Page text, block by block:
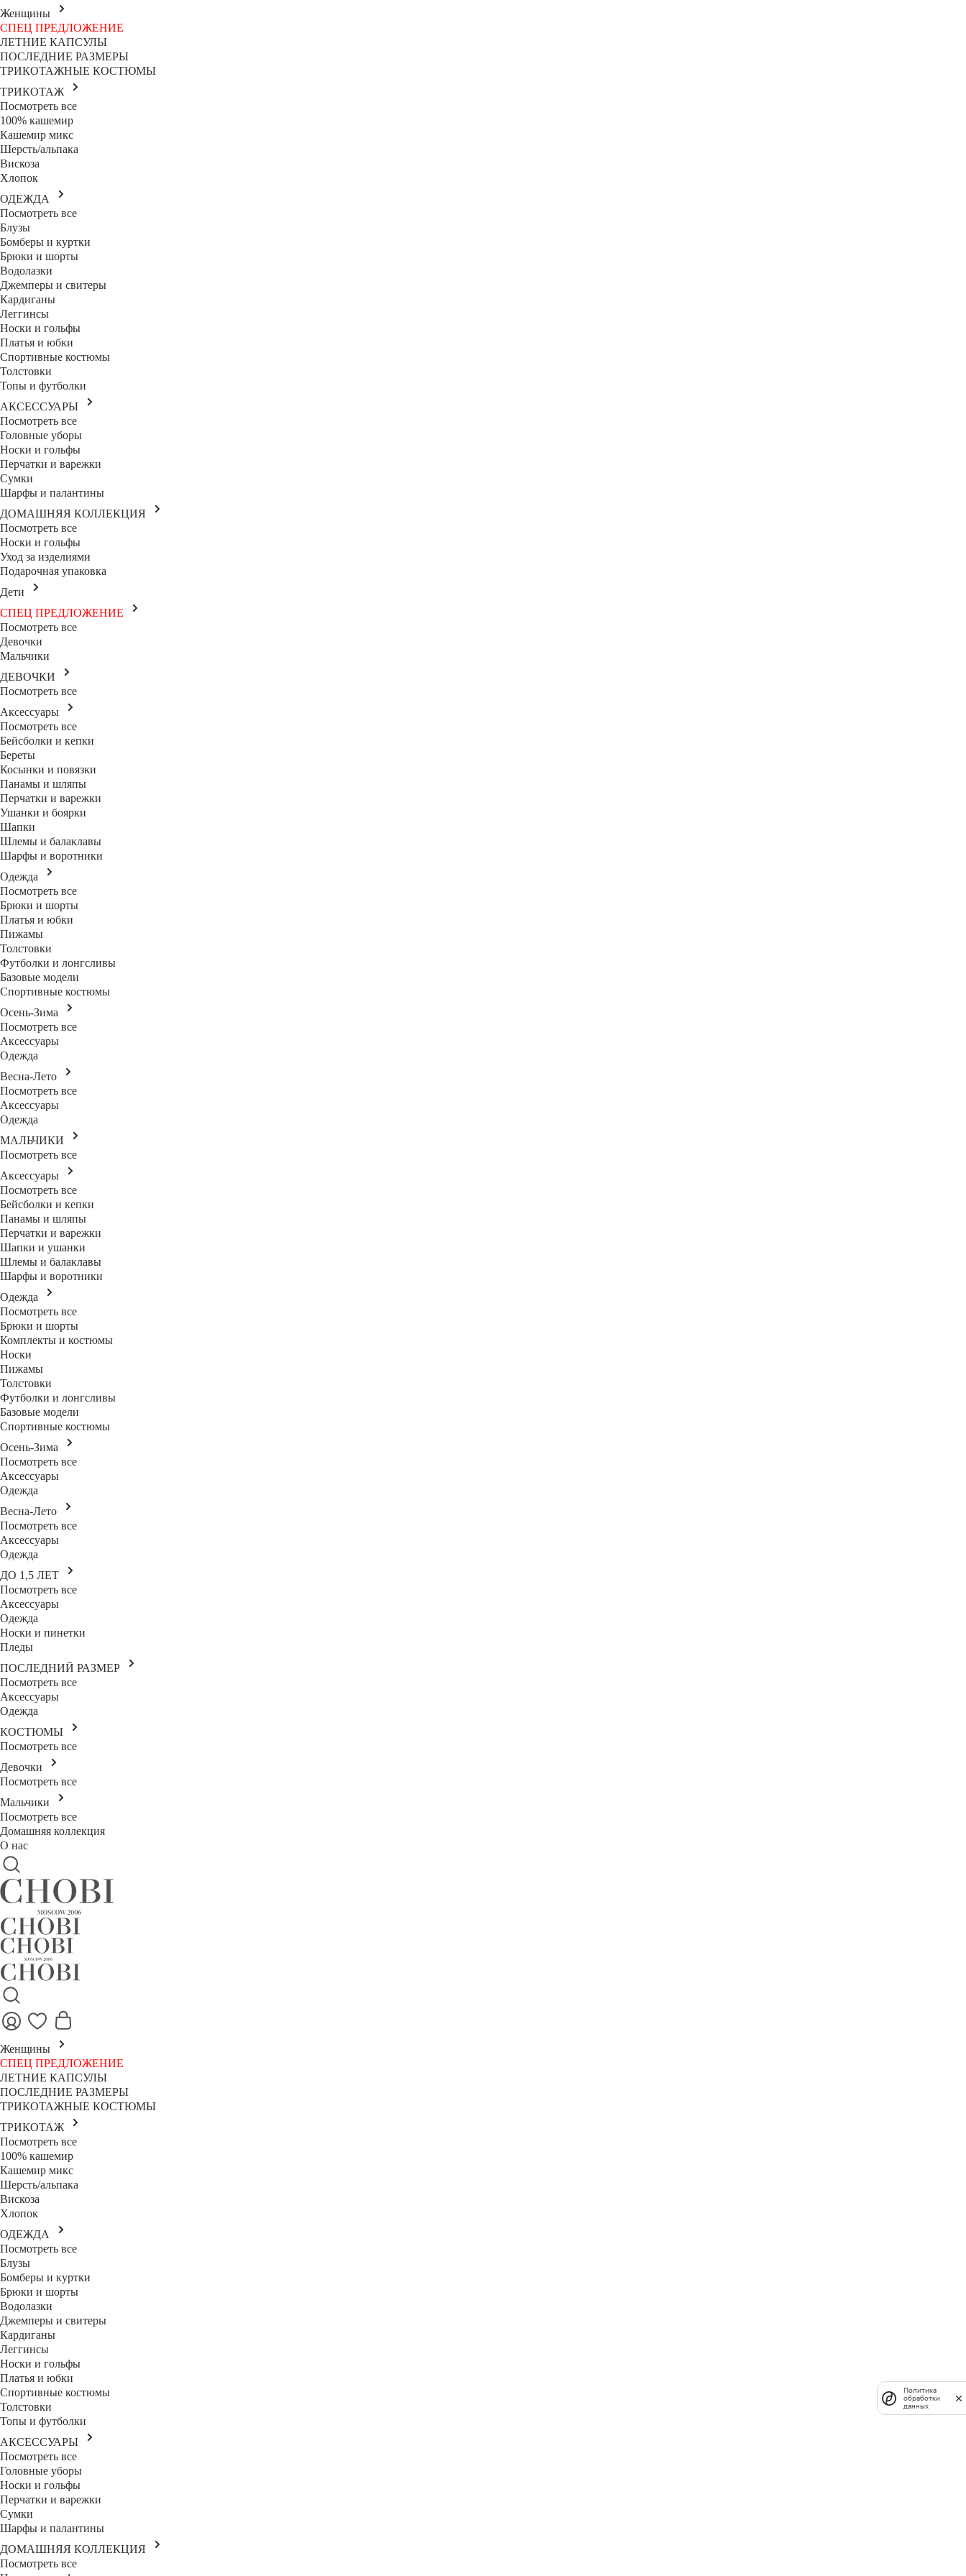
Женщины
СПЕЦ ПРЕДЛОЖЕНИЕ
ЛЕТНИЕ КАПСУЛЫ
ПОСЛЕДНИЕ РАЗМЕРЫ
ТРИКОТАЖНЫЕ КОСТЮМЫ
ТРИКОТАЖ
Посмотреть все
100% кашемир
Кашемир микс
Шерсть/альпака
Вискоза
Хлопок
ОДЕЖДА
Посмотреть все
Блузы
Бомберы и куртки
Брюки и шорты
Водолазки
Джемперы и свитеры
Кардиганы
Леггинсы
Носки и гольфы
Платья и юбки
Спортивные костюмы
Толстовки
Топы и футболки
АКСЕССУАРЫ
Посмотреть все
Головные уборы
Носки и гольфы
Перчатки и варежки
Сумки
Шарфы и палантины
ДОМАШНЯЯ КОЛЛЕКЦИЯ
Посмотреть все
Носки и гольфы
Уход за изделиями
Подарочная упаковка
Дети
СПЕЦ ПРЕДЛОЖЕНИЕ
Посмотреть все
Девочки
Мальчики
ДЕВОЧКИ
Посмотреть все
Аксессуары
Посмотреть все
Бейсболки и кепки
Береты
Косынки и повязки
Панамы и шляпы
Перчатки и варежки
Ушанки и боярки
Шапки
Шлемы и балаклавы
Шарфы и воротники
Одежда
Посмотреть все
Брюки и шорты
Платья и юбки
Пижамы
Толстовки
Футболки и лонгсливы
Базовые модели
Спортивные костюмы
Осень-Зима
Посмотреть все
Аксессуары
Одежда
Весна-Лето
Посмотреть все
Аксессуары
Одежда
МАЛЬЧИКИ
Посмотреть все
Аксессуары
Посмотреть все
Бейсболки и кепки
Панамы и шляпы
Перчатки и варежки
Шапки и ушанки
Шлемы и балаклавы
Шарфы и воротники
Одежда
Посмотреть все
Брюки и шорты
Комплекты и костюмы
Носки
Пижамы
Толстовки
Футболки и лонгсливы
Базовые модели
Спортивные костюмы
Осень-Зима
Посмотреть все
Аксессуары
Одежда
Весна-Лето
Посмотреть все
Аксессуары
Одежда
ДО 1,5 ЛЕТ
Посмотреть все
Аксессуары
Одежда
Носки и пинетки
Пледы
ПОСЛЕДНИЙ РАЗМЕР
Посмотреть все
Аксессуары
Одежда
КОСТЮМЫ
Посмотреть все
Девочки
Посмотреть все
Мальчики
Посмотреть все
Домашняя коллекция
О нас
Женщины
СПЕЦ ПРЕДЛОЖЕНИЕ
ЛЕТНИЕ КАПСУЛЫ
ПОСЛЕДНИЕ РАЗМЕРЫ
ТРИКОТАЖНЫЕ КОСТЮМЫ
ТРИКОТАЖ
Посмотреть все
100% кашемир
Кашемир микс
Шерсть/альпака
Вискоза
Хлопок
ОДЕЖДА
Посмотреть все
Блузы
Бомберы и куртки
Брюки и шорты
Водолазки
Джемперы и свитеры
Кардиганы
Леггинсы
Носки и гольфы
Платья и юбки
Спортивные костюмы
Толстовки
Топы и футболки
АКСЕССУАРЫ
Посмотреть все
Головные уборы
Носки и гольфы
Перчатки и варежки
Сумки
Шарфы и палантины
ДОМАШНЯЯ КОЛЛЕКЦИЯ
Посмотреть все
Политика
обработки
данных